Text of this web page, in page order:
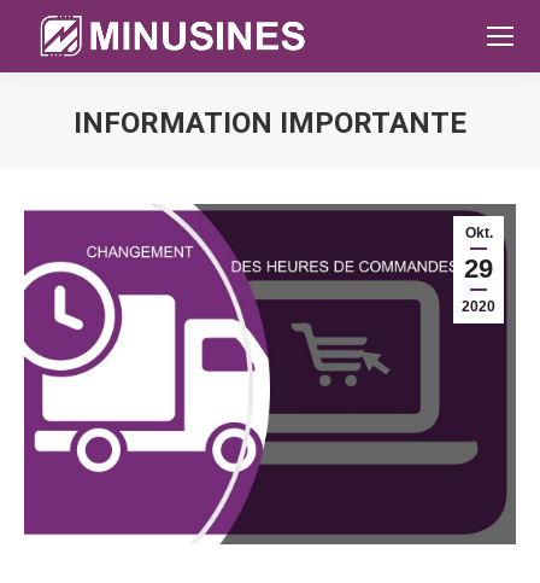
INFORMATION IMPORTANTE
Okt.
29
2020